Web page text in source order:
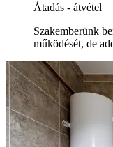
Átadás - átvétel
Szakemberünk
működését, de